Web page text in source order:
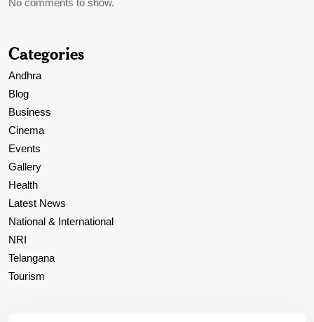
Categories
Andhra
Blog
Business
Cinema
Events
Gallery
Health
Latest News
National & International
NRI
Telangana
Tourism